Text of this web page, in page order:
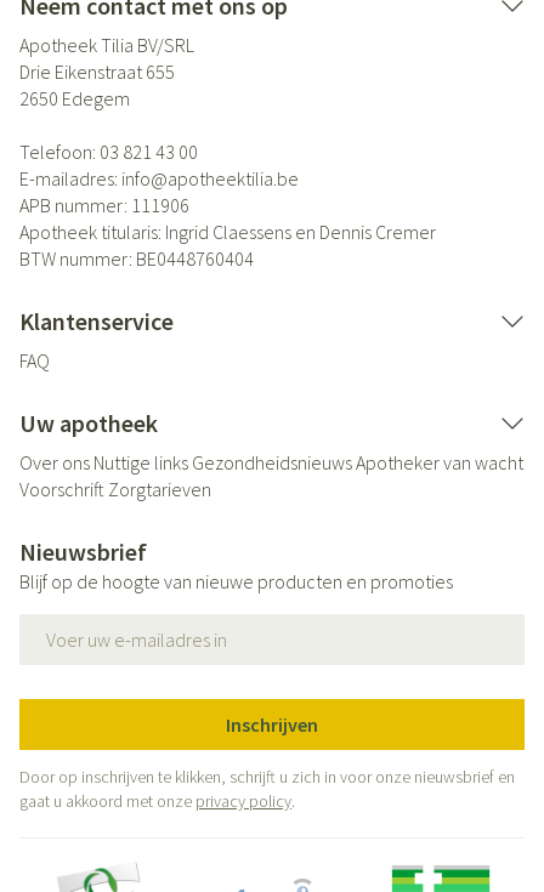
Apotheek Tilia BV/SRL
Drie Eikenstraat 655
2650 Edegem
Telefoon: 03 821 43 00
E-mailadres: info@apotheektilia.be
APB nummer: 111906
Apotheek titularis: Ingrid Claessens en Dennis Cremer
BTW nummer: BE0448760404
Klantenservice
FAQ
Uw apotheek
Over ons Nuttige links GezondheidsnieuwsApotheker van wacht
Voorschrift Zorgtarieven
Nieuwsbrief
Blijf op de hoogte van nieuwe producten en promoties
Inschrijven
Door op inschrijven te klikken, schrijft u zich in voor onze nieuwsbrief en
gaat u akkoord met onze privacy policy.